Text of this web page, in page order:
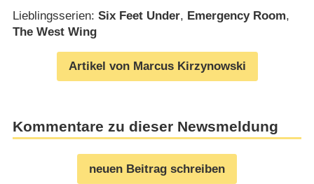
Lieblingsserien: Six Feet Under, Emergency Room,
The West Wing
Artikel von Marcus Kirzynowski
Kommentare zu dieser Newsmeldung
neuen Beitrag schreiben